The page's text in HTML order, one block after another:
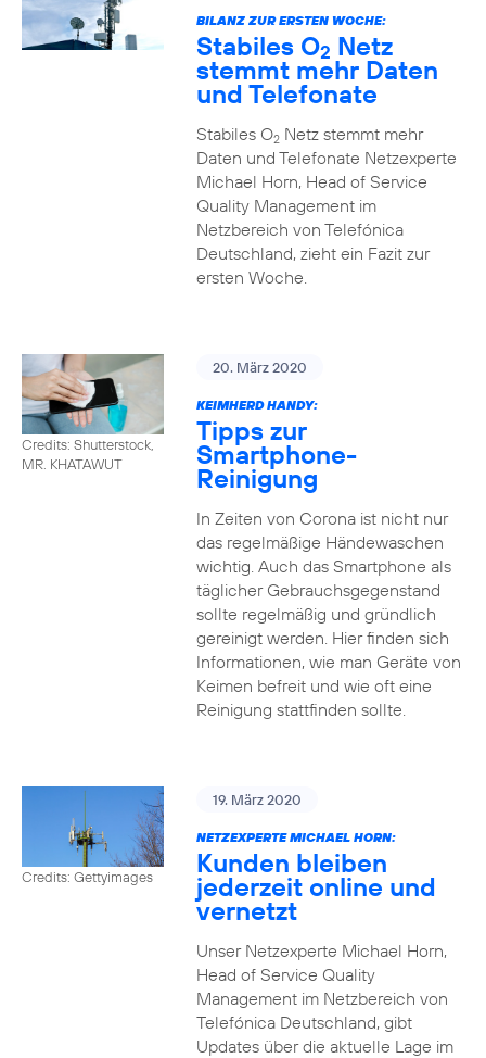
BILANZ ZUR ERSTEN WOCHE:
Stabiles O2 Netz
stemmt mehr Daten
und Telefonate
Stabiles O2Netz stemmt mehr
Daten und Telefonate Netzexperte
Michael Horn, Head of Service
Quality Management im
Netzbereich von Telefónica
Deutschland, zieht ein Fazit zur
ersten Woche.
Credits: Shutterstock,
MR. KHATAWUT
20. März 2020
KEIMHERD HANDY:
Tipps zur
Smartphone-
Reinigung
In Zeiten von Corona ist nicht nur
das regelmäßige Händewaschen
wichtig. Auch das Smartphone als
täglicher Gebrauchsgegenstand
sollte regelmäßig und gründlich
gereinigt werden. Hier finden sich
Informationen, wie man Geräte von
Keimen befreit und wie oft eine
Reinigung stattfinden sollte.
Credits: Gettyimages
19. März 2020
NETZEXPERTE MICHAEL HORN:
Kunden bleiben
jederzeit online und
vernetzt
Unser Netzexperte Michael Horn,
Head of Service Quality
Management im Netzbereich von
Telefónica Deutschland, gibt
Updates über die aktuelle Lage im